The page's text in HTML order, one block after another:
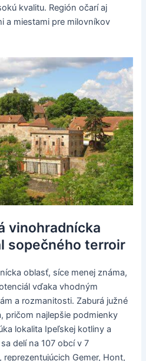
kvalitu. Región očarí aj
a miestami pre milovníkov
vinohradnícka
sopečného terroir
oblasť, síce menej známa,
vďaka vhodným
a rozmanitosti. Zaburá južné
pričom najlepšie podmienky
lokalita Ipeľskej kotliny a
delí na 107 obcí v 7
Gemer, Hont,